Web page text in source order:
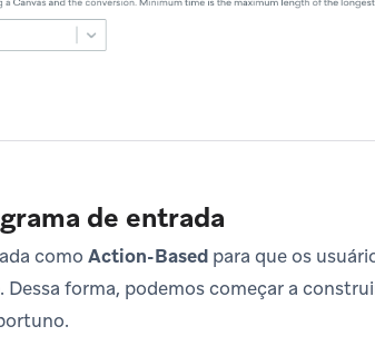
de entrada
como Action-Based para que os
forma, podemos começar a